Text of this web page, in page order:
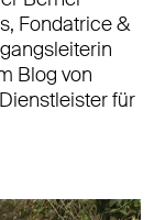
Fondatrice &
Blog von
für